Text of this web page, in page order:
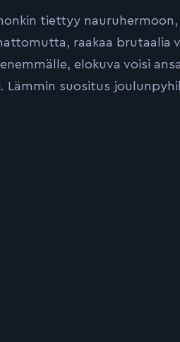
tiettyy
raakaa brutaalia
elokuva voisi
Lämmin suositus